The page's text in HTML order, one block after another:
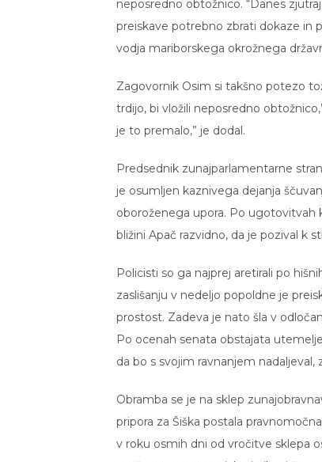
neposredno obtožnico. “Danes
preiskave potrebno zbrati dokaze in
vodja mariborskega okrožnega
Zagovornik Osim si takšno potezo
trdijo, bi vložili neposredno
je to premalo,” je dodal.
Predsednik zunajparlamentarne
je osumljen kaznivega dejanja
oboroženega upora. Po ugotovitvah
bližini Apač razvidno, da je pozival k
Policisti so ga najprej aretirali po
zaslišanju v nedeljo popoldne je
prostost. Zadeva je nato šla v
Po ocenah senata obstajata
da bo s svojim ravnanjem
Obramba se je na sklep
pripora za Šiška postala
v roku osmih dni od vročitve sklepa